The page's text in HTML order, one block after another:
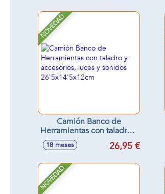
NOVEDAD
Camión Banco de
Herramientas con taladro y
accesorios, luces y sonidos
26'5x14'5x12cm
18 meses 26,95 €
NOVEDAD